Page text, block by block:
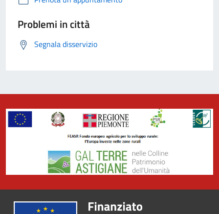
Problemi in città
Segnala disservizio